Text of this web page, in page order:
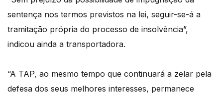
sentença nos termos previstos na lei, seguir-se-á a
tramitação própria do processo de insolvência”,
indicou ainda a transportadora.
“A TAP, ao mesmo tempo que continuará a zelar pela
defesa dos seus melhores interesses, permanece